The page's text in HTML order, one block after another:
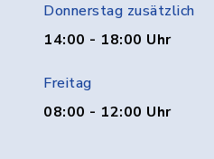
Donnerstag zusätzlich
14:00 - 18:00 Uhr
Freitag
08:00 - 12:00 Uhr